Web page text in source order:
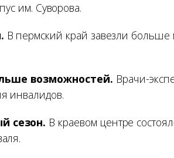
им. Суворова.
В пермский край завезли
возможностей. Врачи-
инвалидов.
сезон. В краевом центре